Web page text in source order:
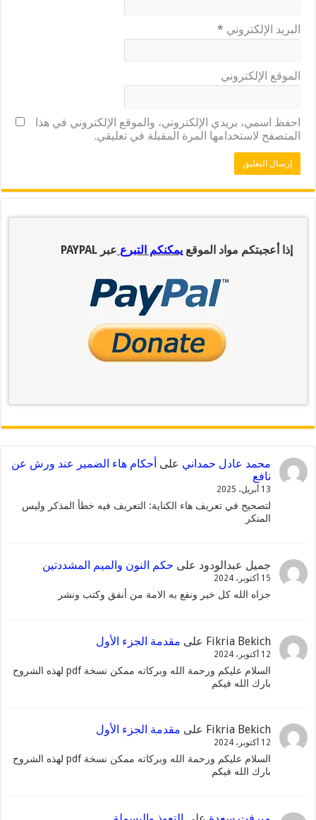
البريد الإلكتروني *
الموقع الإلكتروني
احفظ اسمي، بريدي الإلكتروني، والموقع الإلكتروني في هذا
المتصفح لاستخدامها المرة المقبلة في تعليقي.
إذا أعجبتكم مواد الموقع يمكنكم التبرع عبر PAYPAL
محمد عادل حمدانيعلى أحكام هاء الضمير عند ورش عن
نافع
13 أبريل، 2025
لتصحيح في تعريف هاء الكناية: التعريف فيه خطأ المذكر وليس
المنكر
جميل عبدالودودعلى حكم النون والميم المشددتين
15 أكتوبر، 2024
جزاه الله كل خير ونفع به الامة من أنفق وكتب ونشر
Fikria Bekichعلى مقدمة الجزء الأول
12 أكتوبر، 2024
السلام عليكم ورحمة الله وبركاته ممكن نسخة pdf لهذه الشروح
بارك الله فيكم
Fikria Bekich على مقدمة الجزء الأول
12 أكتوبر، 2024
السلام عليكم ورحمة الله وبركاته ممكن نسخة pdf لهذه الشروح
بارك الله فيكم